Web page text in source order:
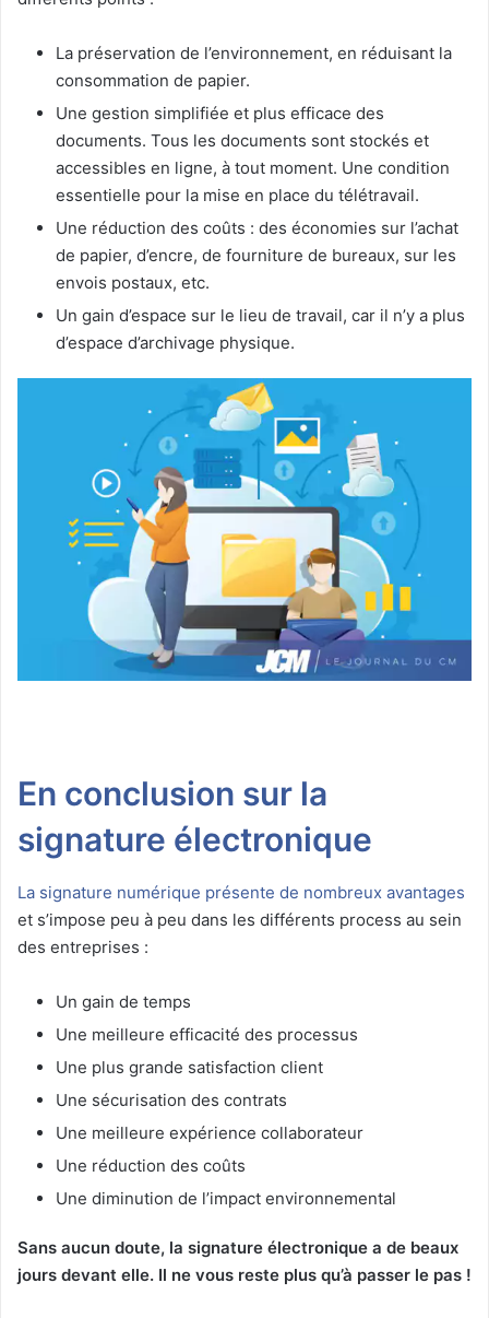
La préservation de l’environnement, en réduisant la
consommation de papier.
Une gestion simplifiée et plus efficace des
documents. Tous les documents sont stockés et
accessibles en ligne, à tout moment. Une condition
essentielle pour la mise en place du télétravail.
Une réduction des coûts : des économies sur l’achat
de papier, d’encre, de fourniture de bureaux, sur les
envois postaux, etc.
Un gain d’espace sur le lieu de travail, car il n’y a plus
d’espace d’archivage physique.
En conclusion sur la
signature électronique
La signature numérique présente de nombreux avantages
et s’impose peu à peu dans les différents process au sein
des entreprises :
Un gain de temps
Une meilleure efficacité des processus
Une plus grande satisfaction client
Une sécurisation des contrats
Une meilleure expérience collaborateur
Une réduction des coûts
Une diminution de l’impact environnemental
Sans aucun doute, la signature électronique a de beaux
jours devant elle. Il ne vous reste plus qu’à passer le pas !